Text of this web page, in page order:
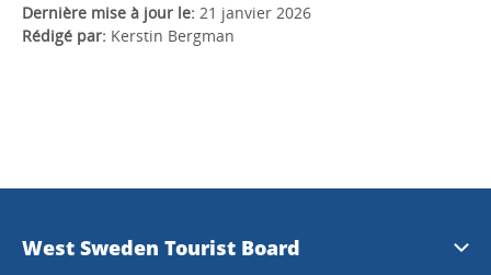
Dernière mise à jour le: 21 janvier 2026
Rédigé par: Kerstin Bergman
West Sweden Tourist Board